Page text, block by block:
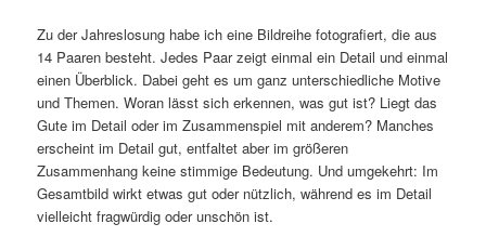
Zu der Jahreslosung habe ich eine Bildreihe fotografiert, die aus
14 Paaren besteht. Jedes Paar zeigt einmal ein Detail und einmal
einen Überblick. Dabei geht es um ganz unterschiedliche Motive
und Themen. Woran lässt sich erkennen, was gut ist? Liegt das
Gute im Detail oder im Zusammenspiel mit anderem? Manches
erscheint im Detail gut, entfaltet aber im größeren
Zusammenhang keine stimmige Bedeutung. Und umgekehrt: Im
Gesamtbild wirkt etwas gut oder nützlich, während es im Detail
vielleicht fragwürdig oder unschön ist.